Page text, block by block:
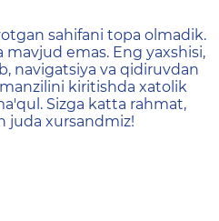
не
sahifani topa olmadik.
mavjud emas. Eng yaxshisi,
navigatsiya va qidiruvdan
kiritishda xatolik
Sizga katta rahmat,
juda xursandmiz!